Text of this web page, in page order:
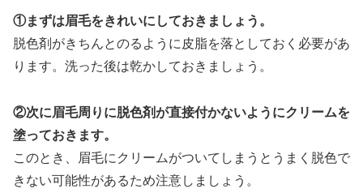
①まずは眉毛をきれいにしておきましょう。
脱色剤がきちんとのるように皮脂を落としておく必要があ
ります。洗った後は乾かしておきましょう。
②次に眉毛周りに脱色剤が直接付かないようにクリームを
塗っておきます。
このとき、眉毛にクリームがついてしまうとうまく脱色で
きない可能性があるため注意しましょう。